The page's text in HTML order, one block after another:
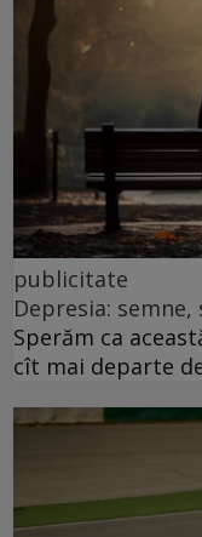
publicitate
Depresia:
Sperăm ca
cît mai departe